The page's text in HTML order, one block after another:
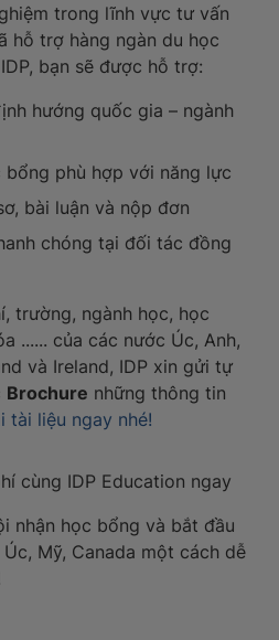
trong lĩnh vực tư vấn
hỗ trợ hàng ngàn du học
bạn sẽ được hỗ trợ:
hướng quốc gia – ngành
phù hợp với năng lực
bài luận và nộp đơn
chóng tại đối tác đồng
trường, ngành học, học
...... của các nước Úc, Anh,
và Ireland, IDP xin gửi tự
Brochure những thông tin
tài liệu ngay nhé!
cùng IDP Education ngay
nhận học bổng và bắt đầu
Mỹ, Canada một cách dễ